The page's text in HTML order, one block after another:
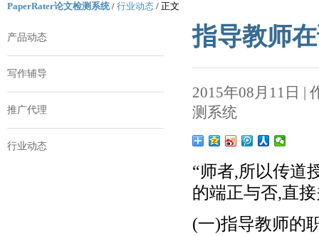
PaperRater论文检测系统/ 行业动态 / 正文
产品动态
写作辅导
推广代理
行业动态
指导教师
2015年08月11日 |
测系统
“师者,所以传道
的端正与否,直
(一)指导教师的